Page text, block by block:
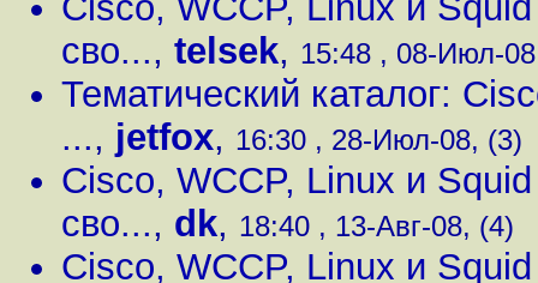
сво..., telsek, 15:48 , 08-Июл-
Тематический каталог:
..., jetfox, 16:30 , 28-Июл-08, (3)
Cisco, WCCP, Linux и
сво..., dk, 18:40 , 13-Авг-08, (4)
Cisco, WCCP, Linux и